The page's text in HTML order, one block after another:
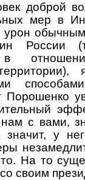
доброй
мер в
урон
России
в
Порошенко
с вами,
у
На то
со своим